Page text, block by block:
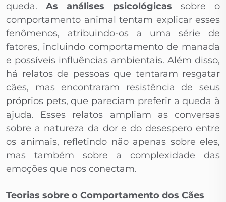
queda. As análises psicológicas sobre o
comportamento animal tentam explicar esses
fenômenos, atribuindo-os a uma série de
fatores, incluindo comportamento de manada
e possíveis influências ambientais. Além disso,
há relatos de pessoas que tentaram resgatar
cães, mas encontraram resistência de seus
próprios pets, que pareciam preferir a queda à
ajuda. Esses relatos ampliam as conversas
sobre a natureza da dor e do desespero entre
os animais, refletindo não apenas sobre eles,
mas também sobre a complexidade das
emoções que nos conectam.
Teorias sobre o Comportamento dos Cães